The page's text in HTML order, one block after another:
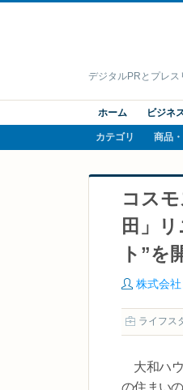
デジタルPRとプレス
ホーム ビジネ
カテゴリ 商品
コス
田」
ト”を
株式会
ライフス
大和ハウ
の住まい